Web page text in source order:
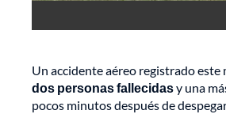
Un accidente aéreo registrado este
dos personas fallecidasy una
pocos minutos después de